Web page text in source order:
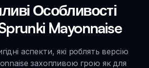
Особливості
Sprunki Mayonnaise
аспекти, які роблять версію
захопливою грою як для